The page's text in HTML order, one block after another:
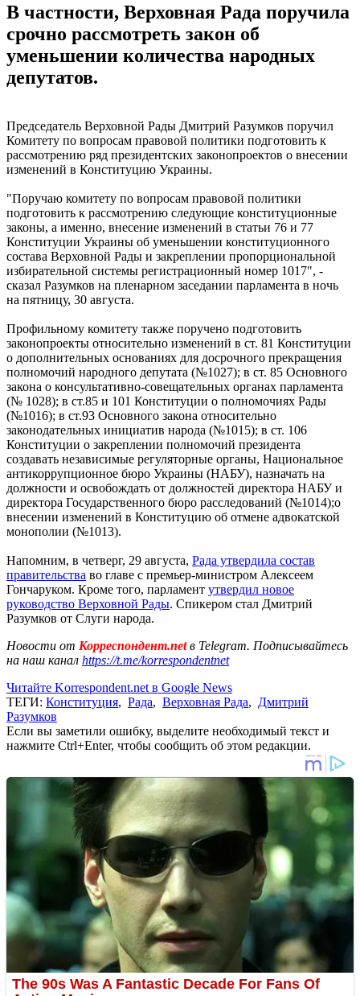
В частности, Верховная Рада поручила
срочно рассмотреть закон об
уменьшении количества народных
депутатов.
Председатель Верховной Рады Дмитрий Разумков поручил
Комитету по вопросам правовой политики подготовить к
рассмотрению ряд президентских законопроектов о внесении
изменений в Конституцию Украины.
"Поручаю комитету по вопросам правовой политики
подготовить к рассмотрению следующие конституционные
законы, а именно, внесение изменений в статьи 76 и 77
Конституции Украины об уменьшении конституционного
состава Верховной Рады и закреплении пропорциональной
избирательной системы регистрационный номер 1017", -
сказал Разумков на пленарном заседании парламента в ночь
на пятницу, 30 августа.
Профильному комитету также поручено подготовить
законопроекты относительно изменений в ст. 81 Конституции
о дополнительных основаниях для досрочного прекращения
полномочий народного депутата (№1027); в ст. 85 Основного
закона о консультативно-совещательных органах парламента
(№ 1028); в ст.85 и 101 Конституции о полномочиях Рады
(№1016); в ст.93 Основного закона относительно
законодательных инициатив народа (№1015); в ст. 106
Конституции о закреплении полномочий президента
создавать независимые регуляторные органы, Национальное
антикоррупционное бюро Украины (НАБУ), назначать на
должности и освобождать от должностей директора НАБУ и
директора Государственного бюро расследований (№1014);о
внесении изменений в Конституцию об отмене адвокатской
монополии (№1013).
Напомним, в четверг, 29 августа, Рада утвердила состав
правительства во главе с премьер-министром Алексеем
Гончаруком. Кроме того, парламент утвердил новое
руководство Верховной Рады. Спикером стал Дмитрий
Разумков от Слуги народа.
Новости от Корреспондент.netв Telegram. Подписывайтесь
на наш канал https://t.me/korrespondentnet
Читайте Korrespondent.net в Google News
ТЕГИ: Конституция, Рада, Верховная Рада, Дмитрий
Разумков
Если вы заметили ошибку, выделите необходимый текст и
нажмите Ctrl+Enter, чтобы сообщить об этом редакции.